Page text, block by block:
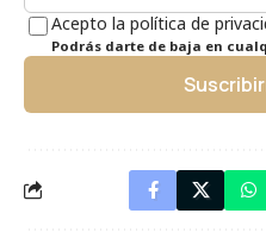
Acepto la política de
Podrás darte de baja en